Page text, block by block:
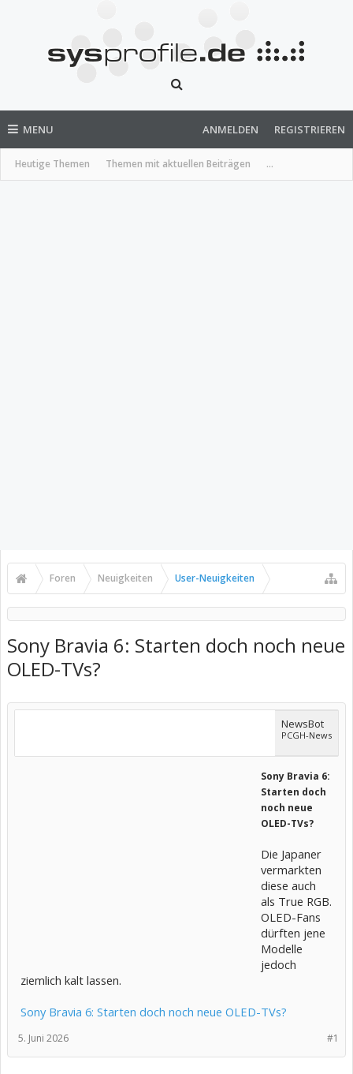
MENU
Heutige Themen Themen mit aktuellen Beiträgen ...
ANMELDEN REGISTRIEREN
Foren Neuigkeiten User-Neuigkeiten
Sony Bravia 6: Starten doch noch neue
OLED-TVs?
NewsBot
PCGH-News
Sony Bravia 6:
Starten doch
noch neue
OLED-TVs?
Die Japaner
vermarkten
diese auch
als True RGB.
OLED-Fans
dürften jene
Modelle
jedoch
ziemlich kalt lassen.
Sony Bravia 6: Starten doch noch neue OLED-TVs?
#1
5. Juni 2026